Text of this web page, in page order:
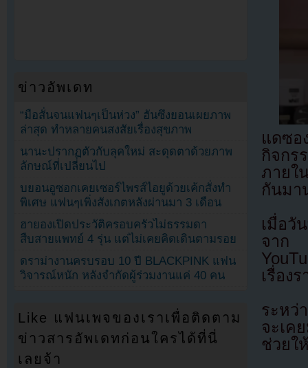
แดซอ
กิจกร
ภายใ
กันมา
เมื่อวั
จาก
เรื่อง
ระหว่
จะเค
ช่วยใ
ข่าวอัพเดท
“มือสั่นจนแฟนๆเป็นห่วง” ฮันซึงยอนเผยภาพ
ล่าสุด ทำหลายคนสงสัยเรื่องสุขภาพ
นานะปรากฏตัวกับลุคใหม่ สะดุดตาด้วยภาพ
ลักษณ์ที่เปลี่ยนไป
บยอนอูซอกเคยเซอร์ไพรส์ไอยูด้วยเค้กสั่งทำ
พิเศษ แฟนๆเพิ่งสังเกตหลังผ่านมา 3 เดือน
ฮายองเปิดประวัติครอบครัวไม่ธรรมดา
สืบสายแพทย์ 4 รุ่น แต่ไม่เคยคิดเดินตามรอย
ดราม่างานครบรอบ 10 ปี BLACKPINK แฟน
วิจารณ์หนัก หลังจำกัดผู้ร่วมงานแค่ 40 คน
Like แฟนเพจของเราเพื่อติดตาม
ข่าวสารอัพเดทก่อนใครได้ที่นี่
เลยจ้า